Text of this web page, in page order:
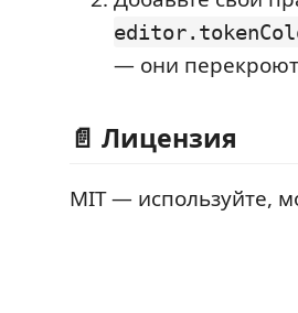
— они
📄 Лицензия
MIT — используйте,